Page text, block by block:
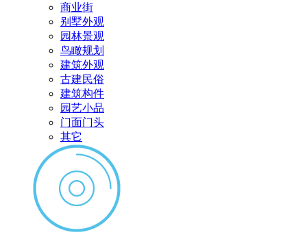
商业街
别墅外观
园林景观
鸟瞰规划
建筑外观
古建民俗
建筑构件
园艺小品
门面门头
其它